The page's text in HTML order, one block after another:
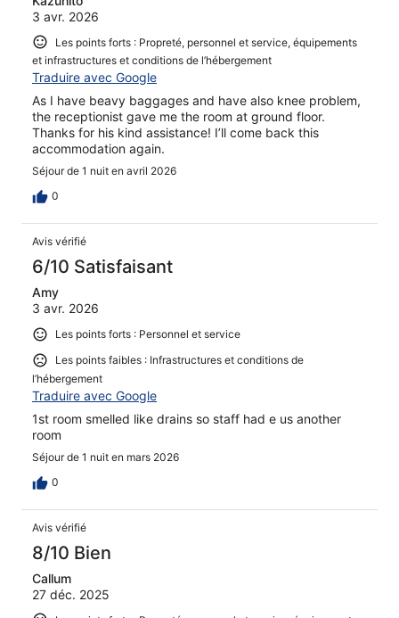
3 avr. 2026
Les points forts : Propreté, personnel et service, équipements
et infrastructures et conditions de l’hébergement
Traduire avec Google
As I have beavy baggages and have also knee problem,
the receptionist gave me the room at ground floor.
Thanks for his kind assistance! I’ll come back this
accommodation again.
Séjour de 1 nuit en avril 2026
0
Avis vérifié
6/10 Satisfaisant
Amy
3 avr. 2026
Les points forts : Personnel et service
Les points faibles : Infrastructures et conditions de
l’hébergement
Traduire avec Google
1st room smelled like drains so staff had e us another
room
Séjour de 1 nuit en mars 2026
0
Avis vérifié
8/10 Bien
Callum
27 déc. 2025